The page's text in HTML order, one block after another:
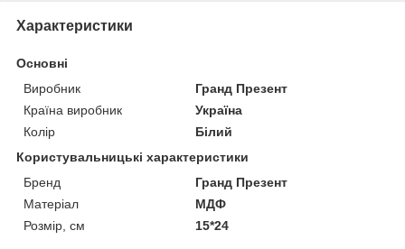
Характеристики
Основні
Виробник
Гранд Презент
Країна виробник
Україна
Колір
Білий
Користувальницькі характеристики
Бренд
Гранд Презент
Матеріал
МДФ
Розмір, см
15*24